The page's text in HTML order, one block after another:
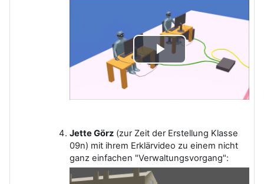
Video
Jette Görz (zur Zeit der Erstellung Klasse
09n) mit ihrem Erklärvideo zu einem nicht
ganz einfachen "Verwaltungsvorgang":